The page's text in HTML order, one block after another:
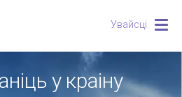
Увайсці
у краіну